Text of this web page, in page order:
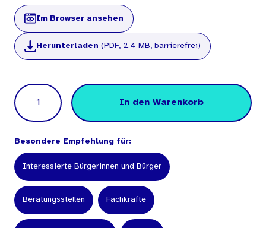
Im Browser ansehen
Herunterladen (PDF, 2.4 MB, barrierefrei)
Menge
In den Warenkorb
Besondere Empfehlung für:
Interessierte Bürgerinnen und Bürger
Beratungsstellen Fachkräfte